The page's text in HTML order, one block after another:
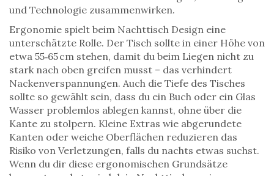
und Technologie zusammenwirken.
Ergonomie spielt beim Nachttisch Design eine
unterschätzte Rolle. Der Tisch sollte in einer Höhe von
etwa 55‑65 cm stehen, damit du beim Liegen nicht zu
stark nach oben greifen musst – das verhindert
Nackenverspannungen. Auch die Tiefe des Tisches
sollte so gewählt sein, dass du ein Buch oder ein Glas
Wasser problemlos ablegen kannst, ohne über die
Kante zu stolpern. Kleine Extras wie abgerundete
Kanten oder weiche Oberflächen reduzieren das
Risiko von Verletzungen, falls du nachts etwas suchst.
Wenn du dir diese ergonomischen Grundsätze